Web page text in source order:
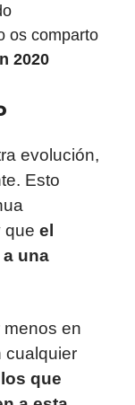
os comparto
2020
evolución,
Esto
que el
una
menos en
cualquier
que